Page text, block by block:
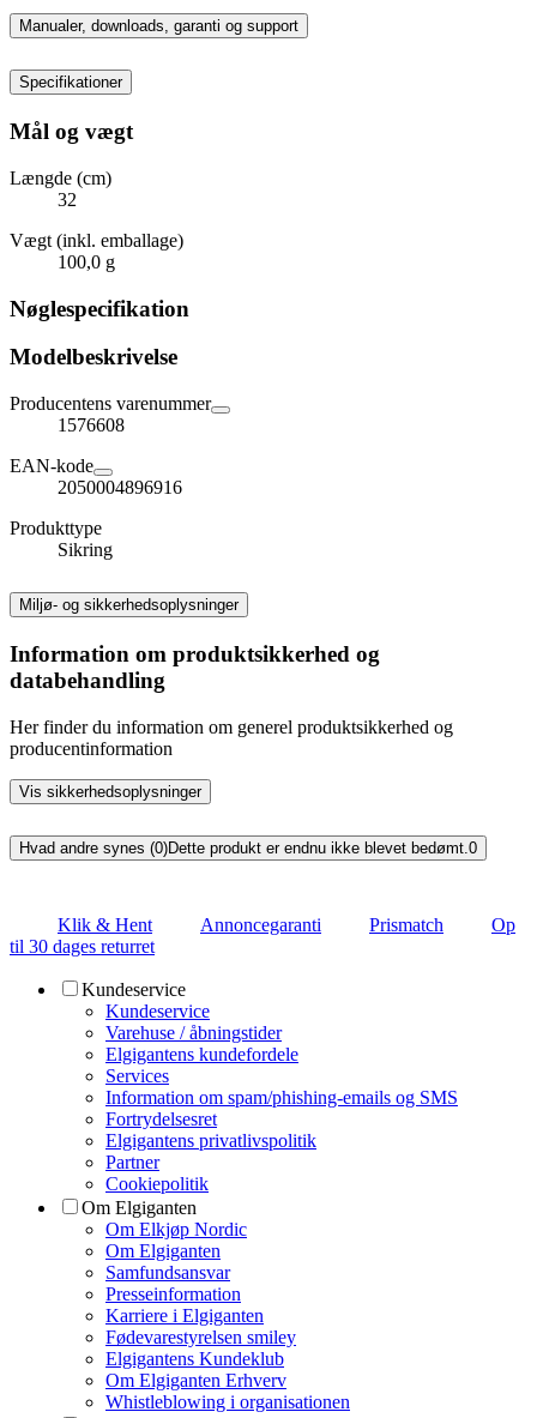
Manualer, downloads, garanti og support
Specifikationer
Mål og vægt
Længde (cm)
32
Vægt (inkl. emballage)
100,0 g
Nøglespecifikation
Modelbeskrivelse
Producentens varenummer
1576608
EAN-kode
2050004896916
Produkttype
Sikring
Miljø- og sikkerhedsoplysninger
Information om produktsikkerhed og
databehandling
Her finder du information om generel produktsikkerhed og
producentinformation
Vis sikkerhedsoplysninger
Hvad andre synes (0)Dette produkt er endnu ikke blevet bedømt. 0
Klik & Hent Annoncegaranti Prismatch
Op
til 30 dages returret
Kundeservice
Kundeservice
Varehuse / åbningstider
Elgigantens kundefordele
Services
Information om spam/phishing-emails og SMS
Fortrydelsesret
Elgigantens privatlivspolitik
Partner
Cookiepolitik
Om Elgiganten
Om Elkjøp Nordic
Om Elgiganten
Samfundsansvar
Presseinformation
Karriere i Elgiganten
Fødevarestyrelsen smiley
Elgigantens Kundeklub
Om Elgiganten Erhverv
Whistleblowing i organisationen